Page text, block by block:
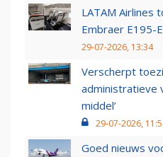
LATAM Airlines
Embraer E195-
29-07-2026, 13:34
Verscherpt
administratieve
middel’
29-07-2026,
Goed nieuws